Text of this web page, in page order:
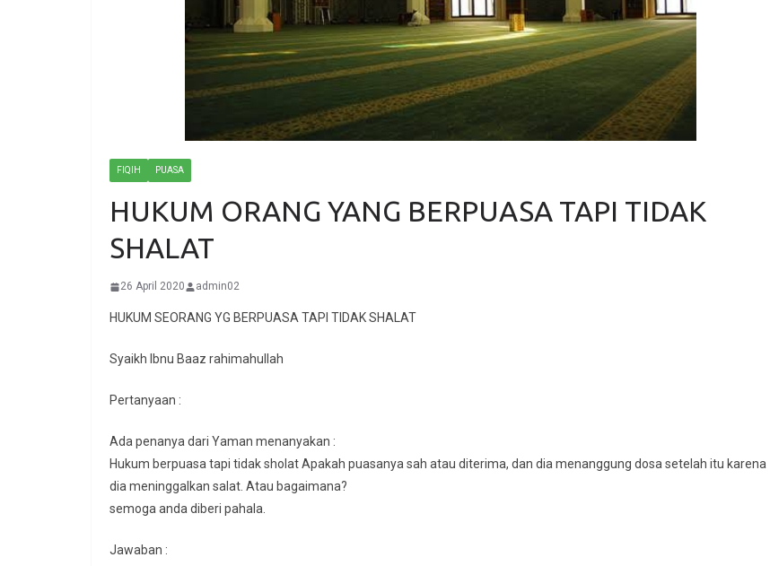
FIQIH PUASA
HUKUM ORANG YANG BERPUASA TAPI TIDAK
SHALAT
26 April 2020 admin02
HUKUM SEORANG YG BERPUASA TAPI TIDAK SHALAT
Syaikh Ibnu Baaz rahimahullah
Pertanyaan :
Ada penanya dari Yaman menanyakan :
Hukum berpuasa tapi tidak sholat Apakah puasanya sah atau diterima, dan dia menanggung dosa setelah itu karena
dia meninggalkan salat. Atau bagaimana?
semoga anda diberi pahala.
Jawaban :